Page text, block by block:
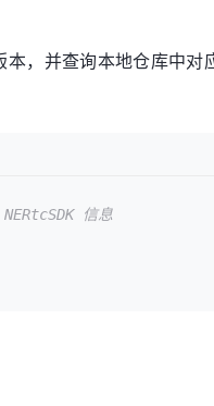
，并查询本地仓库中
NERtcSDK 信息